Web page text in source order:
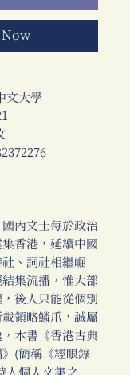
Now
文大學
內文士每於政治
香港，延續中國
、詞社相繼崛
集流播，惟大部
後人只能從個別
領略鱗爪，誠屬
本書《香港古典
(簡稱《經眼錄